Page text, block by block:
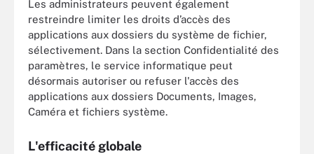
Les administrateurs peuvent également
restreindre limiter les droits d’accès des
applications aux dossiers du système de fichier,
sélectivement. Dans la section Confidentialité des
paramètres, le service informatique peut
désormais autoriser ou refuser l'accès des
applications aux dossiers Documents, Images,
Caméra et fichiers système.
L'efficacité globale